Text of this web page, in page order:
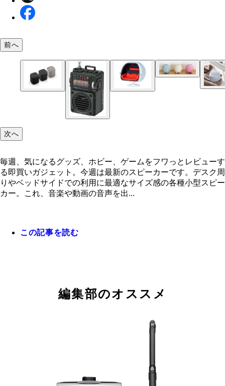
WS-B1A ヤマハ／実勢価格各1万5400円前後
VRS-W1 オーディオハート／139万7000円
aLIGHT KREAFUNK／各6930円
前へ
次へ
毎週、気になるグッズ、ホビー、ゲームをフワっとレビューす
る即買いガジェット。今週は最新のスピーカーです。デスク周
りやベッドサイドでの利用に最適なサイズ感の各種小型スピー
カー。これ、音楽や動画の音声を出...
この記事を読む
編集部のオススメ